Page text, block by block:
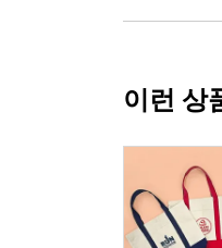
이런 상